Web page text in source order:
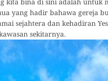
yang hadir bahawa gereja
sejahtera dan kehadiran
sekitarnya.